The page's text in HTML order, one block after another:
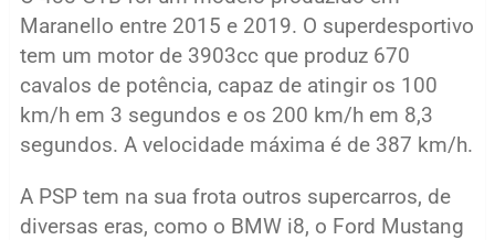
Maranello entre 2015 e 2019. O superdesportivo
tem um motor de 3903cc que produz 670
cavalos de potência, capaz de atingir os 100
km/h em 3 segundos e os 200 km/h em 8,3
segundos. A velocidade máxima é de 387 km/h.
A PSP tem na sua frota outros supercarros, de
diversas eras, como o BMW i8, o Ford Mustang